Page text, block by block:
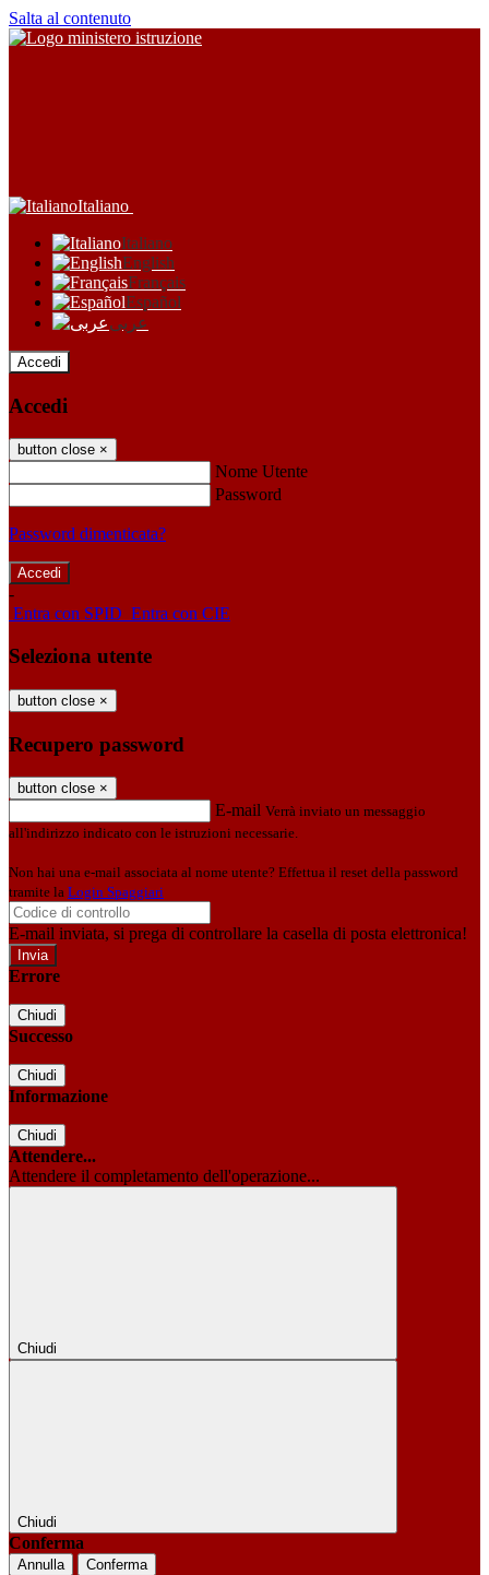
Salta al contenuto
Italiano
Italiano
English
Français
Español
عربى
Accedi
Accedi
button close ×
Nome Utente
Password
Password dimenticata?
-
Entra con SPID Entra con CIE
Seleziona utente
button close ×
Recupero password
button close ×
E-mail Verrà inviato un messaggio
all'indirizzo indicato con le istruzioni necessarie.
Non hai una e-mail associata al nome utente? Effettua il reset della password
tramite la Login Spaggiari
E-mail inviata, si prega di controllare la casella di posta elettronica!
Errore
Chiudi
Successo
Chiudi
Informazione
Chiudi
Attendere...
Attendere il completamento dell'operazione...
Chiudi
Chiudi
Conferma
Annulla Conferma